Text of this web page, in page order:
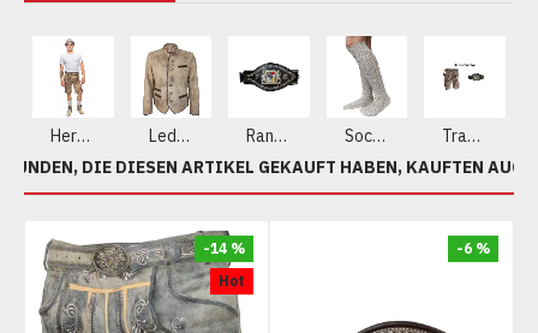
Herren Lederhosen aus echtem Leder Lederjacke Ranzen - Gürtel Socken
Trachten Sets
KUNDEN, DIE DIESEN ARTIKEL GEKAUFT HABEN, KAUFTEN AUCH
Hot
-14 % -6 %